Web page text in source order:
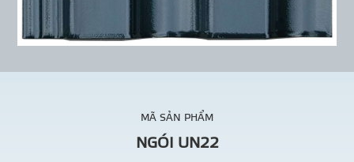
LIÊN HỆ - TƯ
MÃ SẢN PHẨM
NGÓI UN22